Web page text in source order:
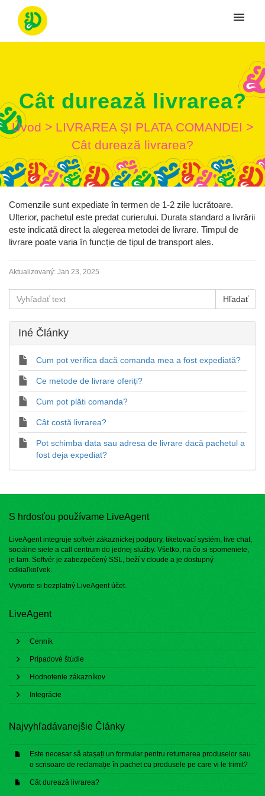
Prihlásenie
Cât durează livrarea?
Úvod > LIVRAREA ȘI PLATA COMANDEI >
Cât durează livrarea?
Comenzile sunt expediate în termen de 1-2 zile lucrătoare.
Ulterior, pachetul este predat curierului. Durata standard a livrării
este indicată direct la alegerea metodei de livrare. Timpul de
livrare poate varia în funcție de tipul de transport ales.
Aktualizovaný: Jan 23, 2025
Iné Články
Cum pot verifica dacă comanda mea a fost expediată?
Ce metode de livrare oferiți?
Cum pot plăti comanda?
Cât costă livrarea?
Pot schimba data sau adresa de livrare dacă pachetul a
fost deja expediat?
S hrdosťou používame LiveAgent
LiveAgent integruje softvér zákazníckej podpory, tiketovací systém, live chat,
sociálne siete a call centrum do jednej služby. Všetko, na čo si spomeniete,
je tam. Softvér je zabezpečený SSL, beží v cloude a je dostupný
odkiaľkoľvek.
Vytvorte si bezplatný LiveAgent účet.
LiveAgent
Cenník
Prípadové štúdie
Hodnotenie zákazníkov
Integrácie
Najvyhľadávanejšie Články
Este necesar să atașați un formular pentru returnarea produselor sau
o scrisoare de reclamație în pachet cu produsele pe care vi le trimit?
Cât durează livrarea?